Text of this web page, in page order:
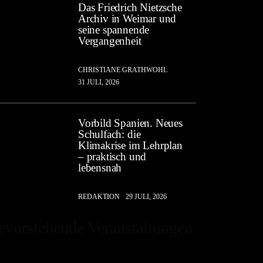
Das Friedrich Nietzsche
Archiv in Weimar und
seine spannende
Vergangenheit
CHRISTIANE GRATHWOHL
31 JULI, 2026
Vorbild Spanien. Neues
Schulfach: die
Klimakrise im Lehrplan
– praktisch und
lebensnah
REDAKTION 29 JULI, 2026